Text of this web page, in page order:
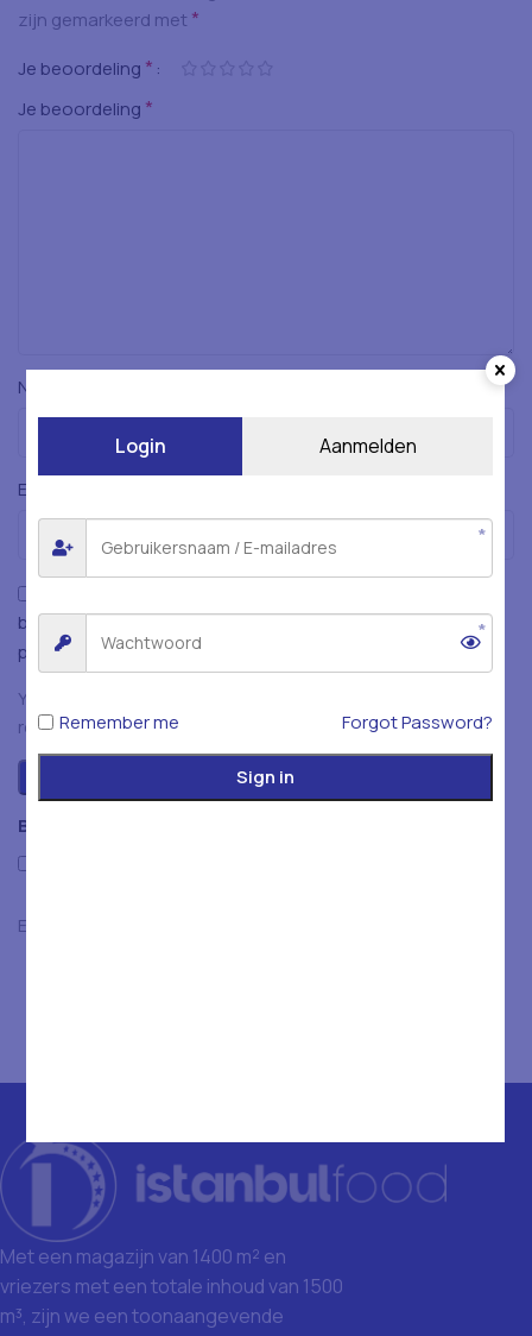
Beoordelingen
Er zijn nog geen beoordelingen.
zijn gemarkeerd met *
Je beoordeling *
Je beoordeling *
Naam
E-mail
browser voor de volgende keer wanneer ik een reactie
plaats.
You have to be logged in to be able to add photos to your
review.
Met een magazijn van 1400 m² en
vriezers met een totale inhoud van 1500
m³, zijn we een toonaangevende
Login Aanmelden
Remember me Forgot Password?
Sign in